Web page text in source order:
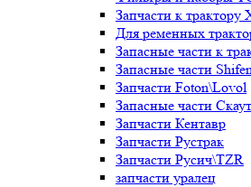
Запчасти к трактору
Для ременных
Запасные части к
Запасные части
Запчасти Foton\Lovol
Запасные части Скаут
Запчасти Кентавр
Запчасти Рустрак
Запчасти Русич\TZR
запчасти уралец